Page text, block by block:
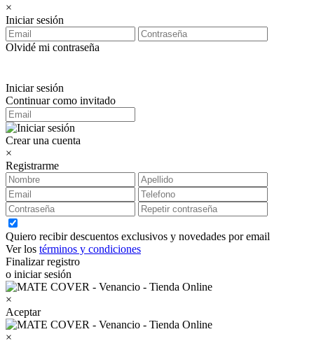
×
Iniciar sesión
Olvidé mi contraseña
Iniciar sesión
Continuar como invitado
Crear una cuenta
×
Registrarme
Quiero recibir descuentos exclusivos y novedades por email
Ver los términos y condiciones
Finalizar registro
o iniciar sesión
×
Aceptar
×